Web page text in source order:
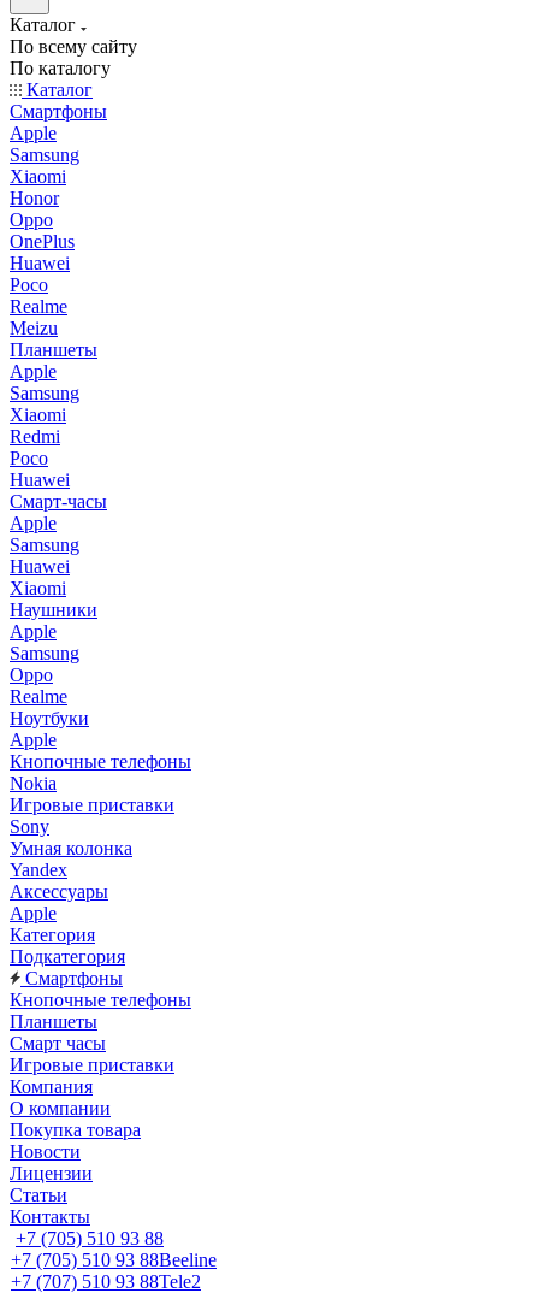
Каталог
По всему сайту
По каталогу
Каталог
Смартфоны
Apple
Samsung
Xiaomi
Honor
Oppo
OnePlus
Huawei
Poco
Realme
Meizu
Планшеты
Apple
Samsung
Xiaomi
Redmi
Poco
Huawei
Смарт-часы
Apple
Samsung
Huawei
Xiaomi
Наушники
Apple
Samsung
Oppo
Realme
Ноутбуки
Apple
Кнопочные телефоны
Nokia
Игровые приставки
Sony
Умная колонка
Yandex
Аксессуары
Apple
Категория
Подкатегория
Смартфоны
Кнопочные телефоны
Планшеты
Смарт часы
Игровые приставки
Компания
О компании
Покупка товара
Новости
Лицензии
Статьи
Контакты
+7 (705) 510 93 88
+7 (705) 510 93 88Beeline
+7 (707) 510 93 88Tele2